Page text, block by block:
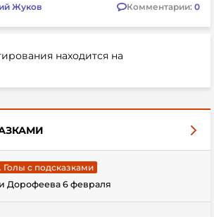
Жуков Комментарии: 0
находится на
Голы с подсказками
Дорофеева 6 февраля